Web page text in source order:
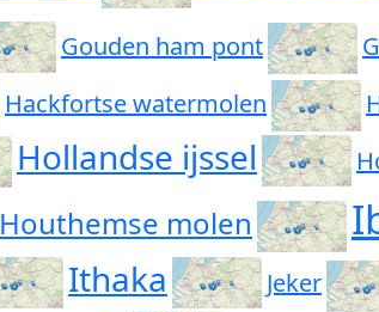
Gouden ham pont
Hackfortse watermolen
Hollandse ijssel
Houthemse molen
Ithaka Jeker